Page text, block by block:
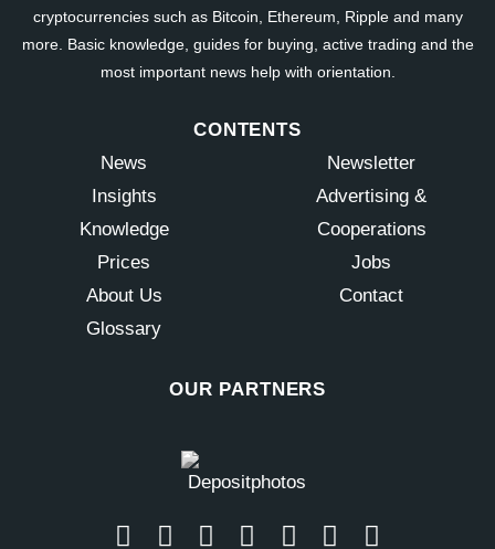
cryptocurrencies such as Bitcoin, Ethereum, Ripple and many
more. Basic knowledge, guides for buying, active trading and the
most important news help with orientation.
CONTENTS
News
Insights
Knowledge
Prices
About Us
Glossary
Newsletter
Advertising &
Cooperations
Jobs
Contact
OUR PARTNERS